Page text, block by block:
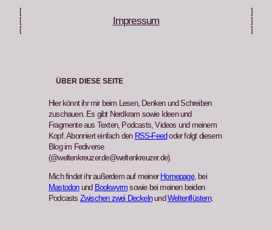
Impressum
ÜBER DIESE SEITE
Hier könnt ihr mir beim Lesen, Denken und Schreiben
zuschauen. Es gibt Nerdkram sowie Ideen und
Fragmente aus Texten, Podcasts, Videos und meinem
Kopf. Abonniert einfach den RSS-Feed oder folgt diesem
Blog im Fediverse
(@weltenkreuzer.de@weltenkreuzer.de).
Mich findet ihr außerdem auf meiner Homepage, bei
Mastodonund Bookwyrm sowie bei meinen beiden
Podcasts Zwischen zwei DeckelnundWeltenflüstern.